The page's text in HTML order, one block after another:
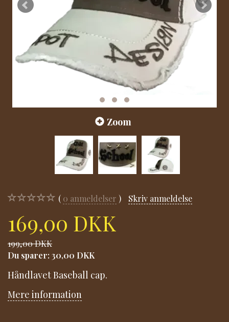
Zoom
0 anmeldelser Skriv anmeldelse
169,00 DKK
199,00 DKK
Du sparer: 30,00 DKK
Håndlavet Baseball cap.
Mere information